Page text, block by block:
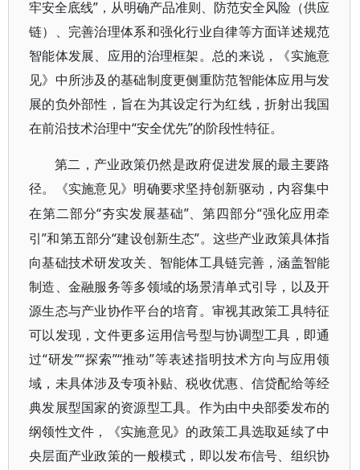
牢安全底线”，从明确产品准则、防范安全风险（供应
链）、完善治理体系和强化行业自律等方面详述规范
智能体发展、应用的治理框架。总的来说，《实施意
见》中所涉及的基础制度更侧重防范智能体应用与发
展的负外部性，旨在为其设定行为红线，折射出我国
在前沿技术治理中“安全优先”的阶段性特征。
第二，产业政策仍然是政府促进发展的最主要路
径。《实施意见》明确要求坚持创新驱动，内容集中
在第二部分“夯实发展基础”、第四部分“强化应用牵
引”和第五部分“建设创新生态”。这些产业政策具体指
向基础技术研发攻关、智能体工具链完善，涵盖智能
制造、金融服务等多领域的场景清单式引导，以及开
源生态与产业协作平台的培育。审视其政策工具特征
可以发现，文件更多运用信号型与协调型工具，即通
过“研发”“探索”“推动”等表述指明技术方向与应用领
域，未具体涉及专项补贴、税收优惠、信贷配给等经
典发展型国家的资源型工具。作为由中央部委发布的
纲领性文件，《实施意见》的政策工具选取延续了中
央层面产业政策的一般模式，即以发布信号、组织协